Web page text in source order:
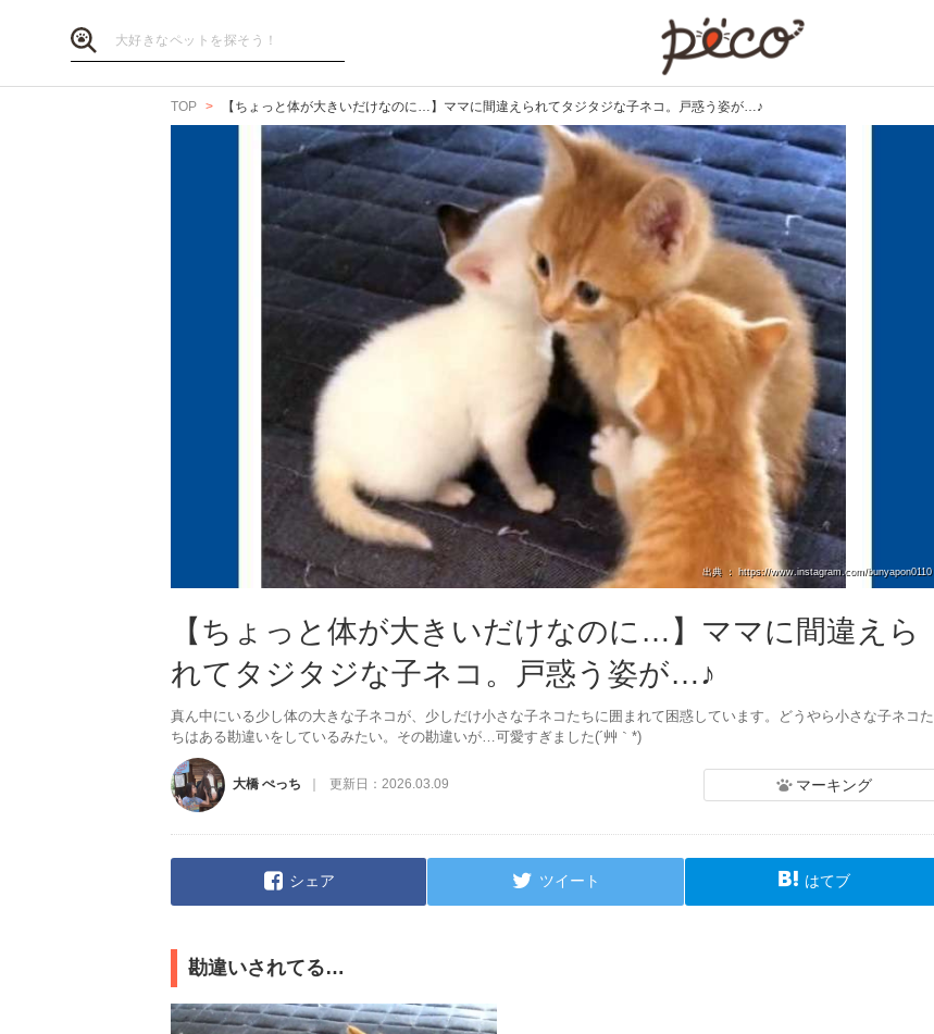
TOP 【ちょっと体が大きいだけなのに…】ママに間違えられてタジタジな子ネコ。戸惑う姿が…♪
出典 ： https://www.instagram.com/bunyapon0110
【ちょっと体が大きいだけなのに…】ママに間違えら
れてタジタジな子ネコ。戸惑う姿が…♪
真ん中にいる少し体の大きな子ネコが、少しだけ小さな子ネコたちに囲まれて困惑しています。どうやら小さな子ネコた
ちはある勘違いをしているみたい。その勘違いが…可愛すぎました(´艸｀*)
大橋 ぺっち 更新日： 2026.03.09 マーキング
シェア ツイート はてブ
勘違いされてる…